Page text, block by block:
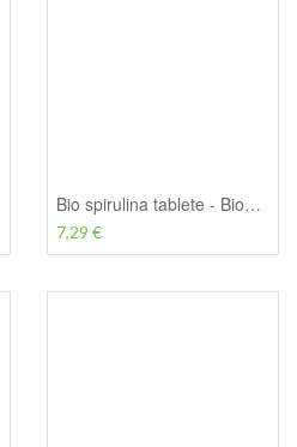
Bio spirulina tablete - BioLUX, 100 g (200 tablet)
7,29 €